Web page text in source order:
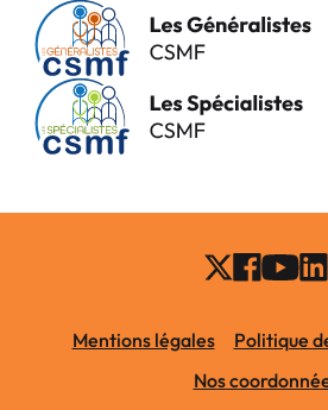
Mentions légales
Politique
Nos